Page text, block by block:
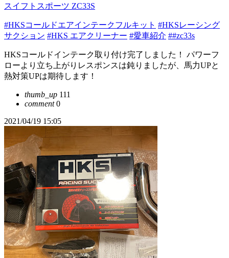
スイフトスポーツ ZC33S
#HKSコールドエアインテークフルキット #HKSレーシング
サクション #HKS エアクリーナー #愛車紹介 ##zc33s
HKSコールドインテーク取り付け完了しました！ パワーフ
ローより立ち上がりレスポンスは鈍りましたが、馬力UPと
熱対策UPは期待します！
thumb_up 111
comment0
2021/04/19 15:05